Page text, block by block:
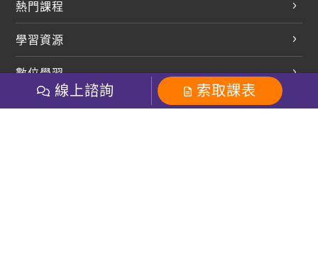
熱門課程
開口溜英文
學習資源
開課查詢
數位學習
巨匠美語數位學院
社群
線上諮詢 索取課表